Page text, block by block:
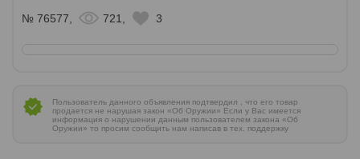
№ 76577, 721, 3
Пользователь данного объявления подтвердил , что его товар
продается не нарушая закон «Об Оружии» Если у Вас имеется
информация о нарушении данным пользователем закона «Об
Оружии» то просим сообщить нам написав в тех. поддержку